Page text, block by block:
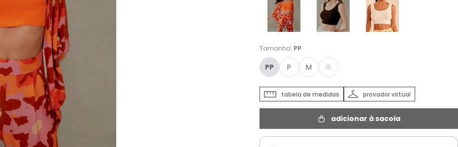
Tamanho: PP
PP P M G
provador virtual
tabela de medidas
adicionar à sacola